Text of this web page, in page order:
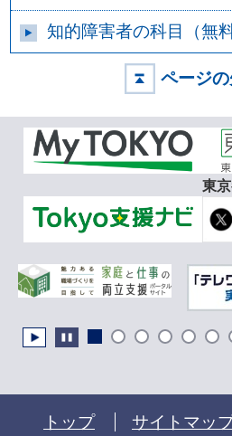
知的障害者の科目（無
ページ
東
トップ サイトマッ